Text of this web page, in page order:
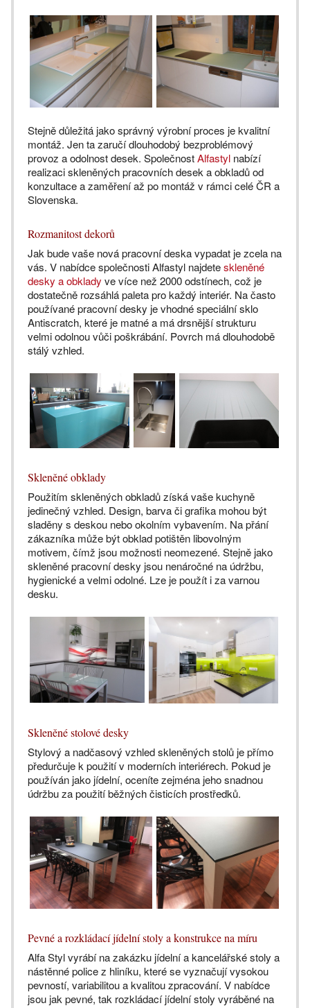
Stejně důležitá jako správný výrobní proces je kvalitní
montáž. Jen ta zaručí dlouhodobý bezproblémový
provoz a odolnost desek. SpolečnostAlfastyl nabízí
realizaci skleněných pracovních desek a obkladů od
konzultace a zaměření až po montáž v rámci celé ČR a
Slovenska.
Rozmanitost dekorů
Jak bude vaše nová pracovní deska vypadat je zcela na
vás. V nabídce společnosti Alfastyl najdeteskleněné
desky a obklady ve více než 2000 odstínech, což je
dostatečně rozsáhlá paleta pro každý interiér. Na často
používané pracovní desky je vhodné speciální sklo
Antiscratch, které je matné a má drsnější strukturu
velmi odolnou vůči poškrábání. Povrch má dlouhodobě
stálý vzhled.
Skleněné obklady
Použitím skleněných obkladů získá vaše kuchyně
jedinečný vzhled. Design, barva či grafika mohou být
sladěny s deskou nebo okolním vybavením. Na přání
zákazníka může být obklad potištěn libovolným
motivem, čímž jsou možnosti neomezené. Stejně jako
skleněné pracovní desky jsou nenáročné na údržbu,
hygienické a velmi odolné. Lze je použít i za varnou
desku.
Skleněné stolové desky
Stylový a nadčasový vzhled skleněných stolů je přímo
předurčuje k použití v moderních interiérech. Pokud je
používán jako jídelní, oceníte zejména jeho snadnou
údržbu za použití běžných čisticích prostředků.
Pevné a rozkládací jídelní stoly a konstrukce na míru
Alfa Styl vyrábí na zakázku jídelní a kancelářské stoly a
nástěnné police z hliníku, které se vyznačují vysokou
pevností, variabilitou a kvalitou zpracování. V nabídce
jsou jak pevné, tak rozkládací jídelní stoly vyráběné na